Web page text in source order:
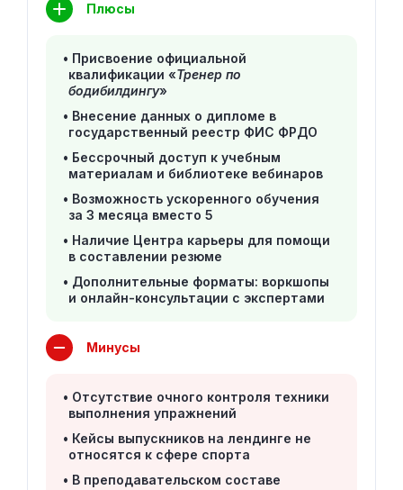
Плюсы
Присвоение официальной
квалификации «Тренер по
бодибилдингу»
Внесение данных о дипломе в
государственный реестр ФИС ФРДО
Бессрочный доступ к учебным
материалам и библиотеке вебинаров
Возможность ускоренного обучения
за 3 месяца вместо 5
Наличие Центра карьеры для помощи
в составлении резюме
Дополнительные форматы: воркшопы
и онлайн-консультации с экспертами
Минусы
Отсутствие очного контроля техники
выполнения упражнений
Кейсы выпускников на лендинге не
относятся к сфере спорта
В преподавательском составе